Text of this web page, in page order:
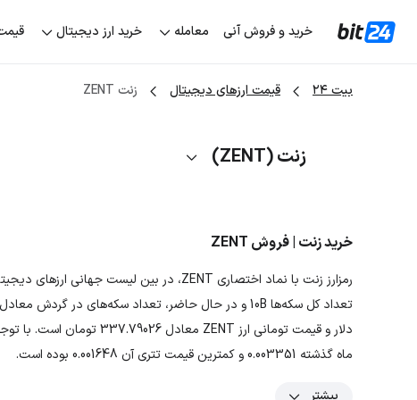
خرید و فروش آنی معامله خرید ارز دیجیتال
بیت ۲۴ قیمت ارزهای دیجیتال زنت ZENT
زنت (ZENT)
خرید زنت | فروش ZENT
ماه گذشته 0.003351 و کمترین قیمت تتری آن 0.001648 بوده است.
بیشتر